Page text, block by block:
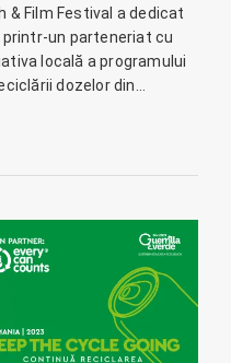
& Film Festival a dedicat
un parteneriat cu
locală a programului
dozelor din…